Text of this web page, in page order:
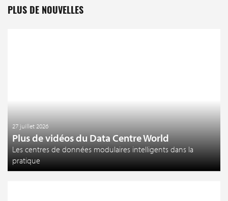
PLUS DE NOUVELLES
27 juillet 2026
Plus de vidéos du Data Centre World
Les centres de données modulaires intelligents dans la
pratique